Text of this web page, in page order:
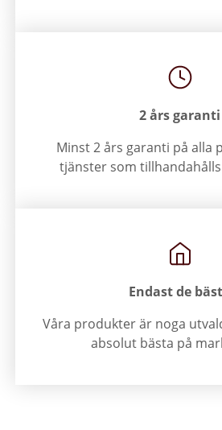
2 års garanti
Minst 2 års garanti på alla
tjänster som tillhandahålls
Endast de
Våra produkter är noga
absolut bästa på